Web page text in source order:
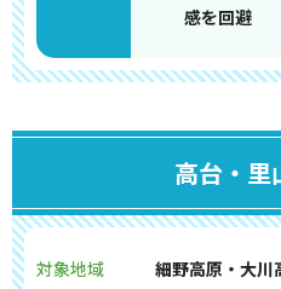
感を回避
高台・里
対象地域 細野高原・大川